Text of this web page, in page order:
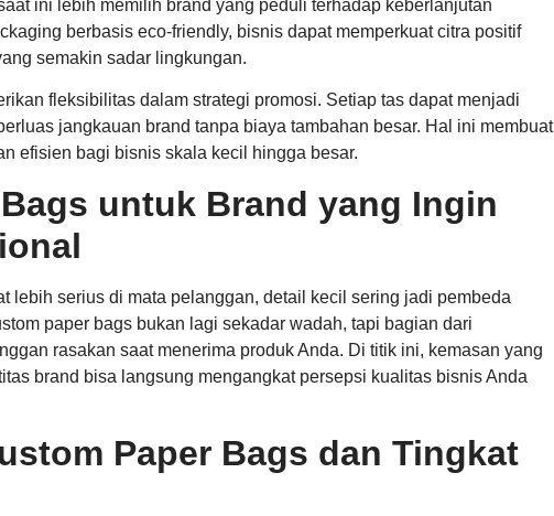
ini lebih memilih brand yang peduli terhadap keberlanjutan
berbasis eco-friendly, bisnis dapat memperkuat citra positif
semakin sadar lingkungan.
fleksibilitas dalam strategi promosi. Setiap tas dapat menjadi
jangkauan brand tanpa biaya tambahan besar. Hal ini membuat
efisien bagi bisnis skala kecil hingga besar.
untuk Brand yang Ingin
lebih serius di mata pelanggan, detail kecil sering jadi pembeda
paper bags bukan lagi sekadar wadah, tapi bagian dari
rasakan saat menerima produk Anda. Di titik ini, kemasan yang
brand bisa langsung mengangkat persepsi kualitas bisnis Anda
Paper Bags dan Tingkat